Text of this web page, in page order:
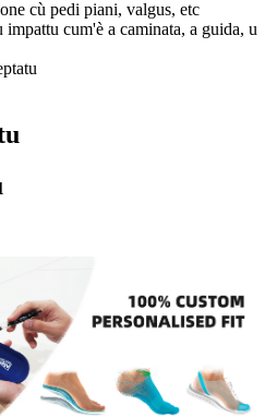
cù pedi piani, valgus, etc
impattu cum'è a caminata, a guida, u